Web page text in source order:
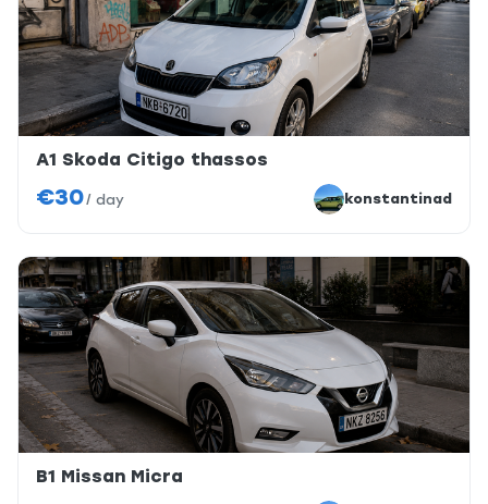
A1 Skoda Citigo thassos
€30/ day konstantinad
B1 Missan Micra